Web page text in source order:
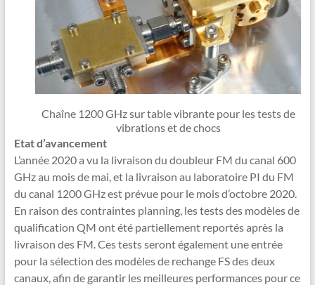
Chaîne 1200 GHz sur table vibrante pour les tests de
vibrations et de chocs
Etat d’avancement
L’année 2020 a vu la livraison du doubleur FM du canal 600
GHz au mois de mai, et la livraison au laboratoire PI du FM
du canal 1200 GHz est prévue pour le mois d’octobre 2020.
En raison des contraintes planning, les tests des modèles de
qualification QM ont été partiellement reportés après la
livraison des FM. Ces tests seront également une entrée
pour la sélection des modèles de rechange FS des deux
canaux, afin de garantir les meilleures performances pour ce